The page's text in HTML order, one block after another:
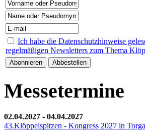
Ich habe die Datenschutzhinweise
regelmäßigen Newsletters zum Thema
Messetermine
02.04.2027 - 04.04.2027
43.Klöppelspitzen - Kongress 2027 in